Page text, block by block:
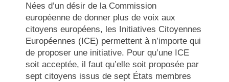
Nées d’un désir de la Commission
européenne de donner plus de voix aux
citoyens européens, les Initiatives Citoyennes
Européennes (ICE) permettent à n’importe qui
de proposer une initiative. Pour qu’une ICE
soit acceptée, il faut qu’elle soit proposée par
sept citoyens issus de sept États membres